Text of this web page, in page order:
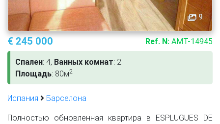
9
€ 245 000 Ref. N: AMT-14945
Спален: 4, Ванных комнат: 2
Площадь: 80м2
Испания
Барселона
Полностью обновленная квартира в ESPLUGUES DE